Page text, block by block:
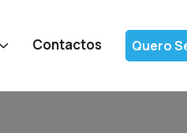
Contactos Quero